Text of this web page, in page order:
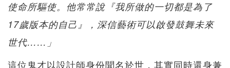
使命所驅使。他常常說『我所做的一切都是為了
17歲版本的自己』，深信藝術可以啟發鼓舞未來
世代……」
這位鬼才以設計師身份聞名於世，其實同時還身兼